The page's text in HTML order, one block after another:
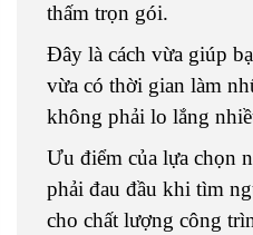
thấm trọn gói.
Đây là cách vừa giúp
vừa có thời gian làm
không phải lo lắng
Ưu điểm của lựa chọn
phải đau đầu khi tìm
cho chất lượng công